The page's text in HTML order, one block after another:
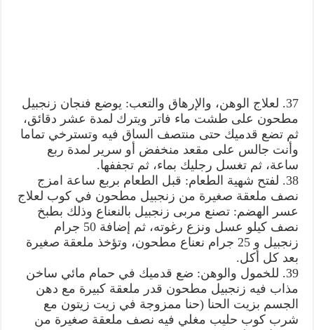
37. لعلاج الوهن، والإرهاق والتعب: يوضع فنجان زنجبيل
مطحون على طشت ماء فاتر ويترك لمدة عشر دقائق،
ثم تضع قدميك حتى منتصف الساق فيه وتسترخي تماما
وأنت جالس على مقعد منخفض أو سرير لمدة ربع
ساعة، ثم تغسل رجليك بماء، ثم تجففها.
38. لفتح شهية الطعام: قبل الطعام بربع ساعة امزج
نصف ملعقة صغيرة من زنجبيل مطحون في كوب لعلاج
عسر الهضم: تصنع مربى زنجبيل بالنعناع وذلك بطبخ
نصف كيلو عسل ونزع رغوته، ثم إضافة 50 جرام
زنجبيل و 25 جرام نعناع مطحون، وتؤخذ ملعقة صغيرة
بعد كل أكل.
39. للخمول والوهن: ضع قدميك في حمام مائي ساخن
مذاب فيه زنجبيل مطحون قدر ملعقة كبيرة مع دهن
الجسم بزيت الحنا (حنا ممزوجة في زيت زيتون مع
شرب كوب حليب مغلي فيه نصف ملعقة صغيرة من